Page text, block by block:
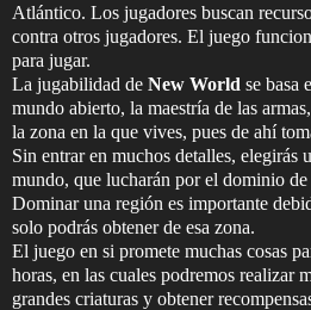
Atlántico. Los jugadores buscan
contra otros jugadores. El juego
para jugar.
La jugabilidad de New World se basa
mundo abierto, la maestría de las
la zona en la que vives, pues de ahí
Sin entrar en muchos detalles, elegirás
mundo, que lucharán por el dominio
Dominar una región es importante
solo podrás obtener de esa zona.
El juego en si promete muchas cosas
horas, en las cuales podremos realizar
grandes criaturas y obtener